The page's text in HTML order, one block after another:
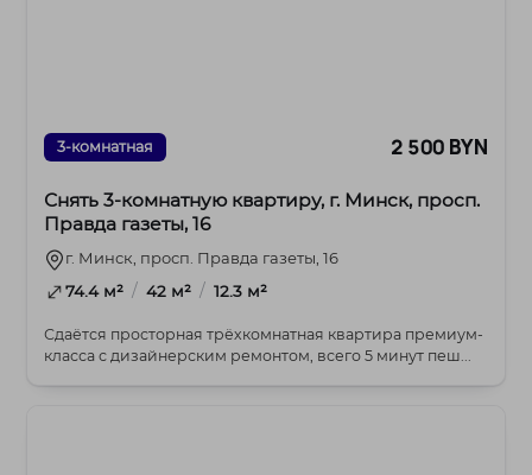
3-комнатная 2 500 BYN
Снять 3-комнатную квартиру, г. Минск, просп.
Правда газеты, 16
г. Минск, просп. Правда газеты, 16
74.4 м² / 42 м² / 12.3 м²
Сдаётся просторная трёхкомнатная квартира премиум-
класса с дизайнерским ремонтом, всего 5 минут пеш...